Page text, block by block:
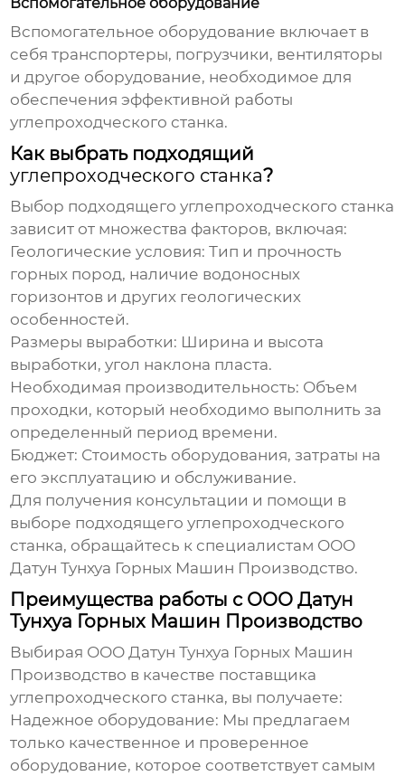
Вспомогательное оборудование
Вспомогательное оборудование включает в
себя транспортеры, погрузчики, вентиляторы
и другое оборудование, необходимое для
обеспечения эффективной работы
углепроходческого станка.
Как выбрать подходящий
углепроходческого станка?
Выбор подходящегоуглепроходческого станка
зависит от множества факторов, включая:
Геологические условия: Тип и прочность
горных пород, наличие водоносных
горизонтов и других геологических
особенностей.
Размеры выработки: Ширина и высота
выработки, угол наклона пласта.
Необходимая производительность: Объем
проходки, который необходимо выполнить за
определенный период времени.
Бюджет: Стоимость оборудования, затраты на
его эксплуатацию и обслуживание.
Для получения консультации и помощи в
выборе подходящегоуглепроходческого
станка, обращайтесь к специалистам ООО
Датун Тунхуа Горных Машин Производство.
Преимущества работы с ООО Датун
Тунхуа Горных Машин Производство
Выбирая ООО Датун Тунхуа Горных Машин
Производство в качестве поставщика
углепроходческого станка, вы получаете:
Надежное оборудование: Мы предлагаем
только качественное и проверенное
оборудование, которое соответствует самым